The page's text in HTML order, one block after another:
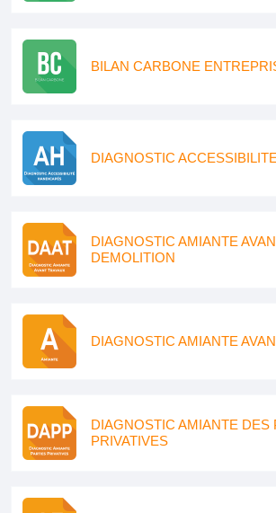
BILAN CARBONE
DIAGNOSTIC
DIAGNOSTIC AMIANTE
DEMOLITION
DIAGNOSTIC AMIANTE
DIAGNOSTIC AMIANTE DES
PRIVATIVES